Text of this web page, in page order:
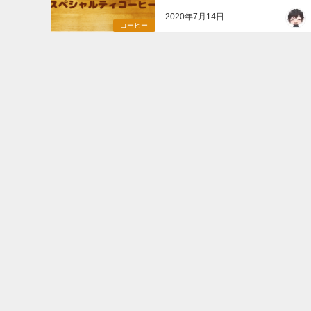
コーヒー
2020年7月14日